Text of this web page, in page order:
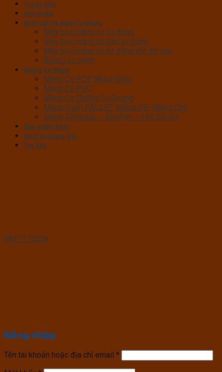
Trang Chủ
Giới thiệu
Máy Cắt Và Máy Co Màng
Máy bọc màng co tự động
Máy bọc màng co bán tự động
Máy bọc màng co tự động tốc độ cao
Buồng co nhiệt
Màng Co Nhiệt
Màng Co POF Nhập Khẩu
Màng Co PVC
Màng Co Chống Tụ Sương
Màng Quấn PALLET- Màng PE- Màng Chit
Màng Skinpack – Skinfilm – Hút Sát Da
Sản phẩm khác
Dịch Vụ Đóng Gói
Tin Tức
0931175359
Đăng nhập
Tên tài khoản hoặc địa chỉ email *